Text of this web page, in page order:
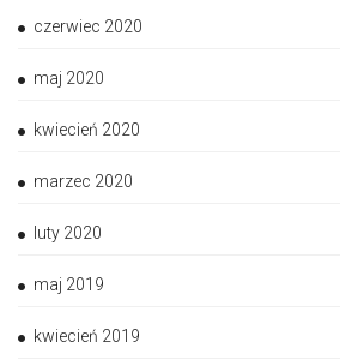
czerwiec 2020
maj 2020
kwiecień 2020
marzec 2020
luty 2020
maj 2019
kwiecień 2019